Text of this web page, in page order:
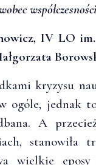
współczesności
IV LO
kryzysu
ogóle, jednak
A
stanowiła
wielkie